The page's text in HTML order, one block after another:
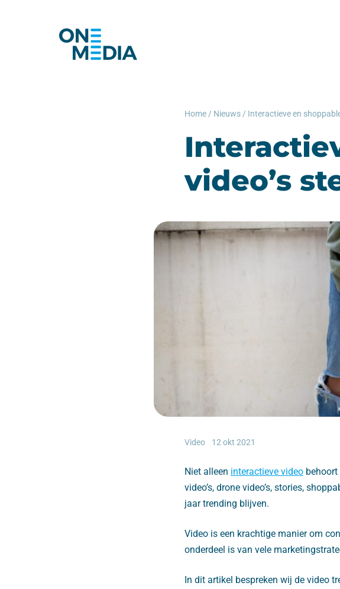
Home / Nieuws /
video’s
Video 12 okt 2021
Niet alleen interactieve video behoort
video’s, drone video’s, stories,
jaar trending blijven.
Video is een krachtige manier om
onderdeel is van vele
In dit artikel bespreken wij de video